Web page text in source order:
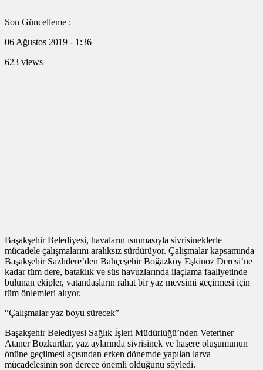
Son Güncelleme :
06 Ağustos 2019 - 1:36
623 views
Başakşehir Belediyesi, havaların ısınmasıyla sivrisineklerle
mücadele çalışmalarını aralıksız sürdürüyor. Çalışmalar kapsamında
Başakşehir Sazlıdere’den Bahçeşehir Boğazköy Eşkinoz Deresi’ne
kadar tüm dere, bataklık ve süs havuzlarında ilaçlama faaliyetinde
bulunan ekipler, vatandaşların rahat bir yaz mevsimi geçirmesi için
tüm önlemleri alıyor.
“Çalışmalar yaz boyu sürecek”
Başakşehir Belediyesi Sağlık İşleri Müdürlüğü’nden Veteriner
Ataner Bozkurtlar, yaz aylarında sivrisinek ve haşere oluşumunun
önüne geçilmesi açısından erken dönemde yapılan larva
mücadelesinin son derece önemli olduğunu söyledi.